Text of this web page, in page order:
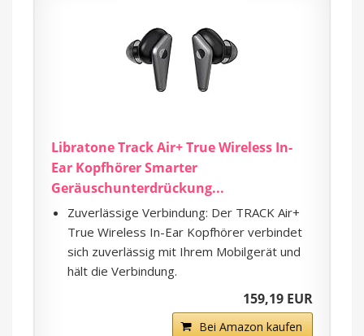
Libratone Track Air+ True Wireless In-
Ear Kopfhörer Smarter
Geräuschunterdrückung...
Zuverlässige Verbindung: Der TRACK Air+
True Wireless In-Ear Kopfhörer verbindet
sich zuverlässig mit Ihrem Mobilgerät und
hält die Verbindung.
159,19 EUR
Bei Amazon kaufen